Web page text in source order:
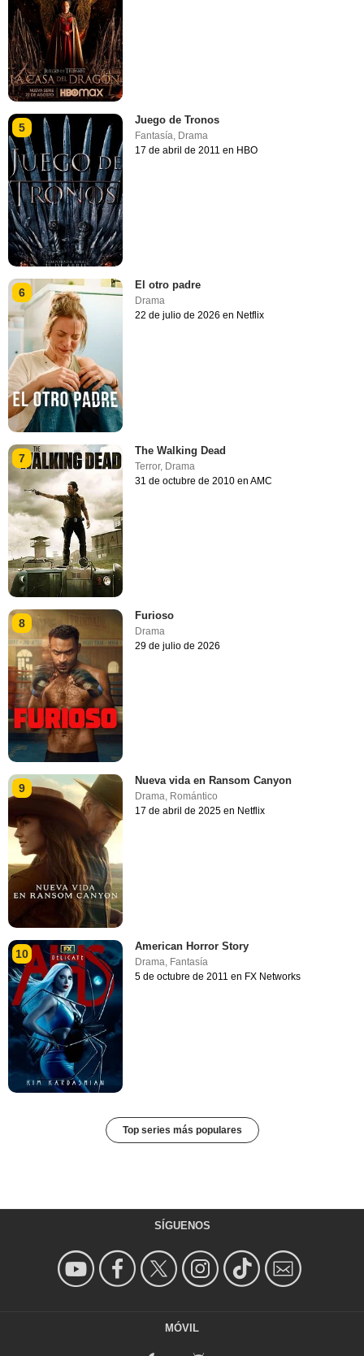
5
Juego de Tronos
Fantasía, Drama
17 de abril de 2011 en HBO
6
El otro padre
Drama
22 de julio de 2026 en Netflix
7
The Walking Dead
Terror, Drama
31 de octubre de 2010 en AMC
8
Furioso
Drama
29 de julio de 2026
9
Nueva vida en Ransom Canyon
Drama, Romántico
17 de abril de 2025 en Netflix
10
American Horror Story
Drama Fantasía
5 de octubre de 2011 en FX Networks
Top series más populares
SÍGUENOS
MÓVIL